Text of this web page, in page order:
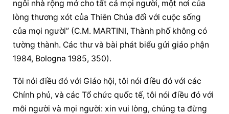
ngôi nhà rộng mở cho tất cả mọi người, một nơi của
lòng thương xót của Thiên Chúa đối với cuộc sống
của mọi người” (C.M. MARTINI, Thành phố không có
tường thành. Các thư và bài phát biểu gửi giáo phận
1984, Bologna 1985, 350).
Tôi nói điều đó với Giáo hội, tôi nói điều đó với các
Chính phủ, và các Tổ chức quốc tế, tôi nói điều đó với
mỗi người và mọi người: xin vui lòng, chúng ta đừng